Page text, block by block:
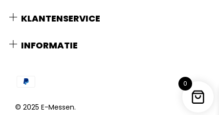
KLANTENSERVICE
INFORMATIE
© 2025 E-Messen.
0